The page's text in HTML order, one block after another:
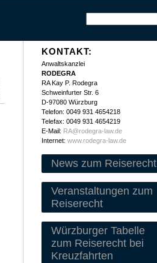
KONTAKT:
Anwaltskanzlei
RODEGRA
RA Kay P. Rodegra
Schweinfurter Str. 6
D-97080 Würzburg
Telefon: 0049 931 4654218
Telefax: 0049 931 4654219
E-Mail: RA@rodegra-law.de
Internet: www.rodegra-law.de
News zum Reiserecht
Veranstaltungen zum
Reiserecht
Würzburger Tabelle
zum Reiserecht bei
Kreuzfahrten